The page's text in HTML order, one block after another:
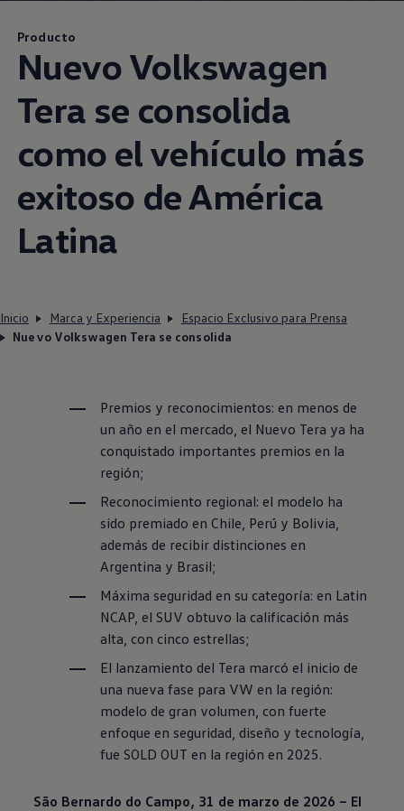
Producto
NuevoVolkswagen
Tera se consolida
como el vehículo más
exitoso de América
Latina
Inicio Marca y Experiencia
Espacio Exclusivo para Prensa
Nuevo Volkswagen Tera se consolida
Premios y reconocimientos: en menos de
un año en el mercado, el Nuevo Tera ya ha
conquistado importantes premios en la
región;
Reconocimiento regional: el modelo ha
sido premiado en Chile, Perú y Bolivia,
además de recibir distinciones en
Argentina y Brasil;
Máxima seguridad en su categoría: en Latin
NCAP, el SUV obtuvo la calificación más
alta, con cinco estrellas;
El lanzamiento del Tera marcó el inicio de
una nueva fase para VW en la región:
modelo de gran volumen, con fuerte
enfoque en seguridad, diseño y tecnología,
fue SOLD OUT en la región en 2025.
São Bernardo do Campo, 31 de marzo de 2026 – El